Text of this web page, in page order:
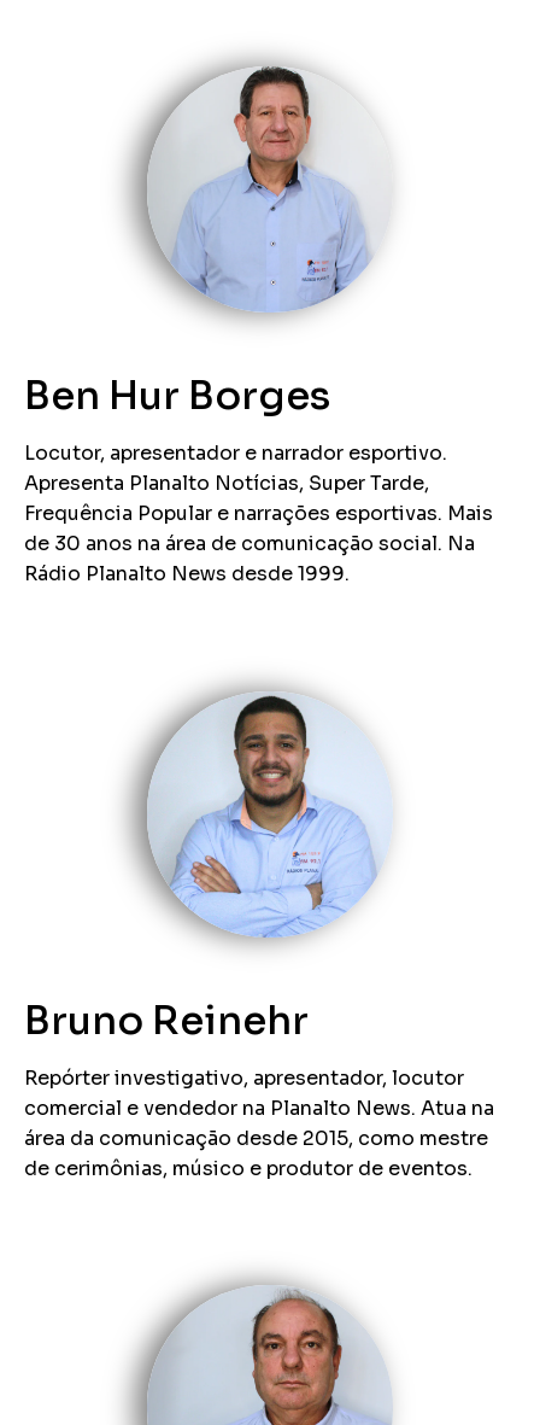
Ben Hur Borges
Locutor, apresentador e narrador esportivo.
Apresenta Planalto Notícias, Super Tarde,
Frequência Popular e narrações esportivas. Mais
de 30 anos na área de comunicação social. Na
Rádio Planalto News desde 1999.
Bruno Reinehr
Repórter investigativo, apresentador, locutor
comercial e vendedor na Planalto News. Atua na
área da comunicação desde 2015, como mestre
de cerimônias, músico e produtor de eventos.